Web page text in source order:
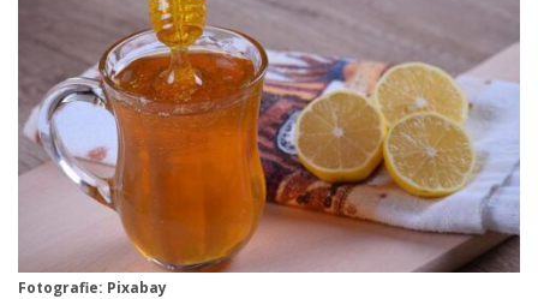
Fotografie: Pixabay